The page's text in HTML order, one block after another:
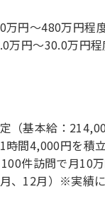
万円〜480万円
万円〜30.0万円程
（基本給：
間4,000円を積
件訪問で月10
、12月）※実績